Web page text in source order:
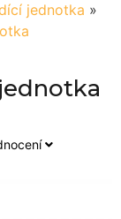
jednotka »